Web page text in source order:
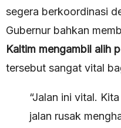
segera berkoordinasi
Gubernur bahkan
Kaltim mengambil alih
tersebut sangat vital
“Jalan ini vital.
jalan rusak